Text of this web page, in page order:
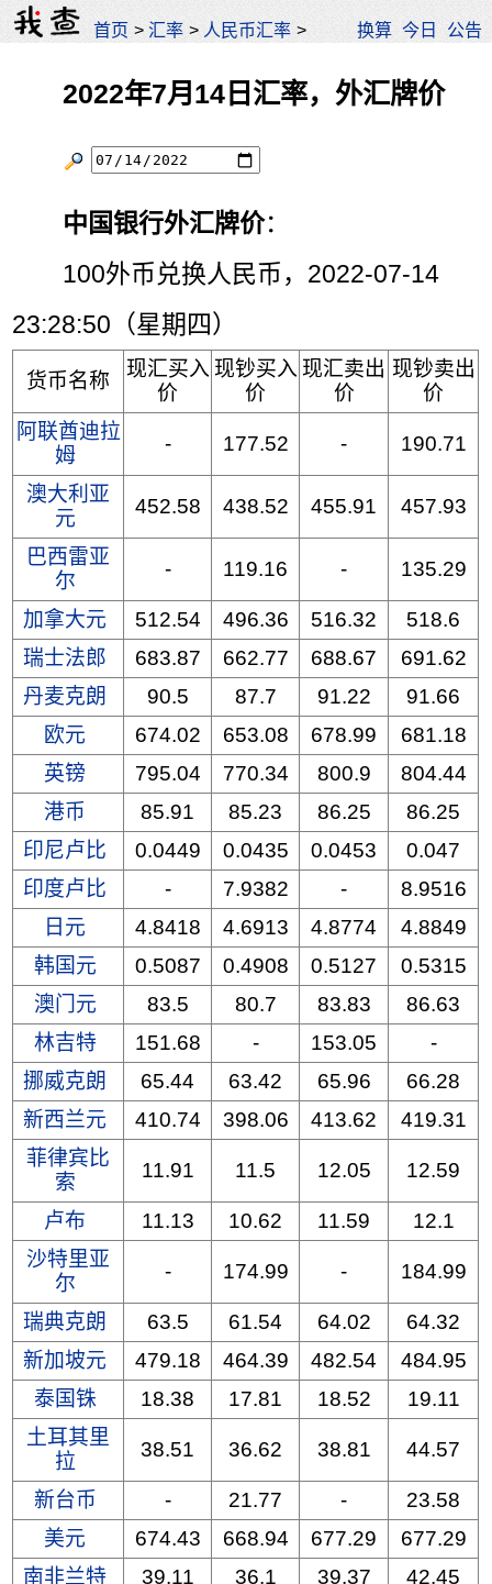
首页 >汇率 > 人民币汇率 > 换算 今日 公告
2022年7月14日汇率，外汇牌价
中国银行外汇牌价：
100外币兑换人民币，2022-07-14
23:28:50（星期四）
货币名称
现汇买入
价
现钞买入
价
现汇卖出
价
现钞卖出
价
阿联酋迪拉
姆
- 177.52 - 190.71
澳大利亚
元
452.58 438.52 455.91 457.93
巴西雷亚
尔
- 119.16 - 135.29
加拿大元 512.54 496.36 516.32
518.6
瑞士法郎
683.87 662.77 688.67
691.62
丹麦克朗
90.5 87.7 91.22
91.66
欧元
674.02 653.08 678.99
681.18
英镑
795.04 770.34 800.9
804.44
港币
85.91 85.23 86.25
86.25
印尼卢比
0.0449 0.0435 0.0453
0.047
印度卢比
- 7.9382 -
8.9516
日元
4.8418 4.6913 4.8774
4.8849
韩国元
0.5087 0.4908 0.5127
0.5315
澳门元
83.5 80.7 83.83
86.63
林吉特
151.68 - 153.05
-
挪威克朗
65.44 63.42 65.96
66.28
新西兰元
410.74 398.06 413.62
419.31
菲律宾比
索
11.91 11.5 12.05 12.59
卢布 11.13 10.62 11.59
12.1
沙特里亚
尔
- 174.99 - 184.99
瑞典克朗 63.5 61.54 64.02
64.32
新加坡元
479.18 464.39 482.54
484.95
泰国铢
18.38 17.81 18.52
19.11
土耳其里
拉
38.51 36.62 38.81 44.57
新台币 - 21.77 -
23.58
美元
674.43 668.94 677.29
677.29
南非兰特
39.11 36.1 39.37
42.45